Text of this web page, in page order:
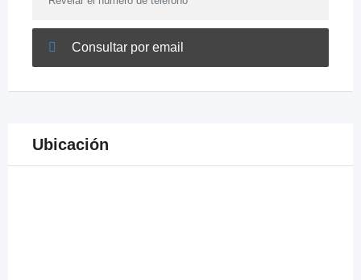
Consultar por email
Ubicación